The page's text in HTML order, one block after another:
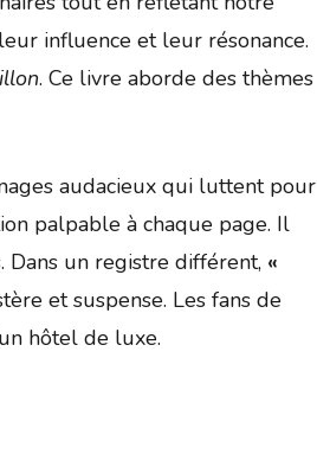
influence et leur résonance.
. Ce livre aborde des thèmes
audacieux qui luttent pour
palpable à chaque page. Il
Dans un registre différent, «
et suspense. Les fans de
hôtel de luxe.